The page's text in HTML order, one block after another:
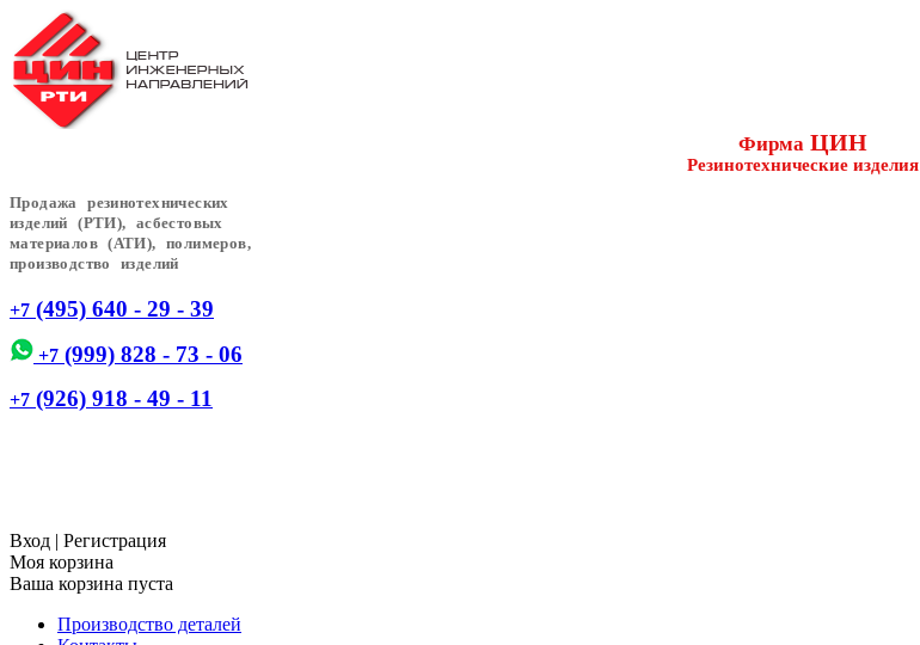
Фирма ЦИН
Резинотехнические изделия
Продажа резинотехнических
изделий (РТИ), асбестовых
материалов (АТИ), полимеров,
производство изделий
+7 (495) 640 - 29 - 39
+7 (999) 828 - 73 - 06
+7 (926) 918 - 49 - 11
Вход | Регистрация
Моя корзина
Ваша корзина пуста
Производство деталей